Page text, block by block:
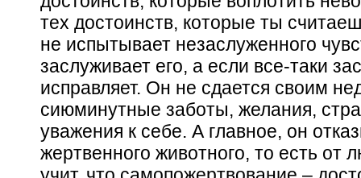
тех достоинств, которые ты
не испытывает незаслуженного
заслуживает его, а если все-таки
исправляет. Он не сдается своим
сиюминутные заботы, желания,
уважения к себе. А главное, он
жертвенного животного, то есть от